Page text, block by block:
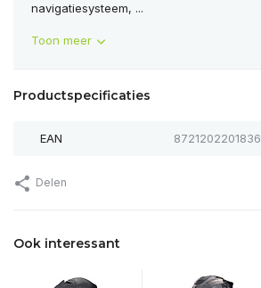
navigatiesysteem, ...
Toon meer
Productspecificaties
EAN 8721202201836
Delen
Ook interessant